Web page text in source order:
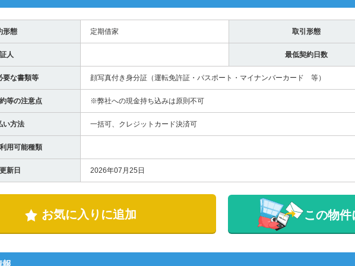
形態 定期借家 取引形態
人 最低契約日数
要な書類等 顔写真付き身分証（運転免許証・パスポート・マイナンバーカード 等）
等の注意点 ※弊社への現金持ち込みは原則不可
い方法 一括可、クレジットカード決済可
用可能種類
新日 2026年07月25日
お気に入りに追加 この物